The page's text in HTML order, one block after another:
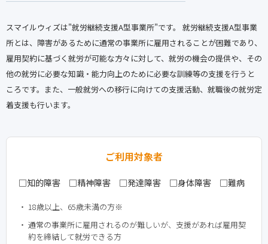
スマイルウィズは"就労継続支援A型事業所"です。
就労継続支援A型事業
所とは、障害があるために通常の事業所に雇用されることが困難であり、
雇用契約に基づく就労が可能な方々に対して、就労の機会の提供や、その
他の就労に必要な知識・能力向上のために必要な訓練等の支援を行うと
ころです。また、一般就労への移行に向けての支援活動、就職後の就労定
着支援も行います。
ご利用対象者
□知的障害 □精神障害 □発達障害 □身体障害 □難病
18歳以上、65歳未満の方※
通常の事業所に雇用されるのが難しいが、支援があれば雇用契
約を締結して就労できる方